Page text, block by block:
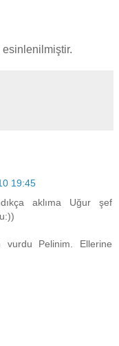
esinlenilmiştir.
19:45
aklıma Uğur şef
Pelinim. Ellerine